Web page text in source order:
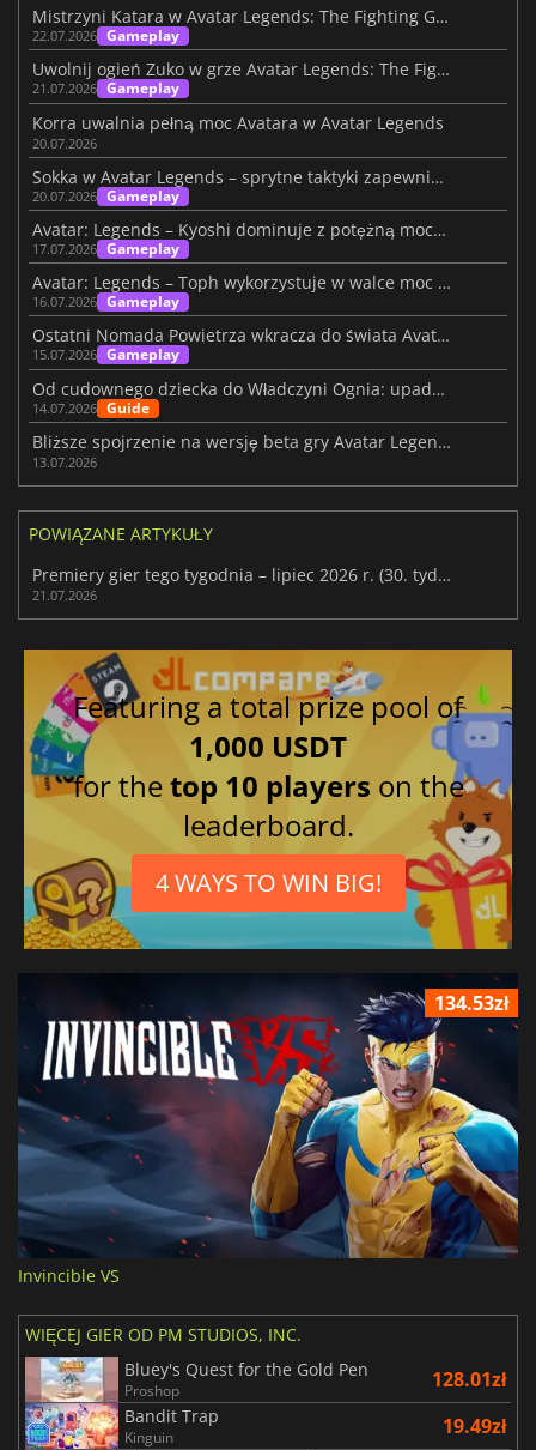
Mistrzyni Katara w Avatar Legends: The Fighting Game
22.07.2026 Gameplay
Uwolnij ogień Zuko w grze Avatar Legends: The Fighting Game
21.07.2026 Gameplay
Korra uwalnia pełną moc Avatara w Avatar Legends
20.07.2026
Sokka w Avatar Legends – sprytne taktyki zapewniają zwycięstwo w walce
20.07.2026 Gameplay
Avatar: Legends – Kyoshi dominuje z potężną mocą, która wstrząsa ziemią
17.07.2026 Gameplay
Avatar: Legends – Toph wykorzystuje w walce moc magii ziemi
16.07.2026 Gameplay
Ostatni Nomada Powietrza wkracza do świata Avatar: Legends
15.07.2026 Gameplay
Od cudownego dziecka do Władczyni Ognia: upadek Azuli w Avatar: Legends
14.07.2026 Guide
Bliższe spojrzenie na wersję beta gry Avatar Legends: The Fighting Game
13.07.2026
POWIĄZANE ARTYKUŁY
Premiery gier tego tygodnia – lipiec 2026 r. (30. tydzień)
21.07.2026
Featuring a total prize pool of
1,000 USDT
for thetop 10 players on the
leaderboard.
4 WAYS TO WIN BIG!
134.53zł
Invincible VS
WIĘCEJ GIER OD PM STUDIOS, INC.
Bluey's Quest for the Gold Pen
Proshop 128.01zł
Bandit Trap
Kinguin 19.49zł